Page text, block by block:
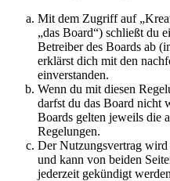
Mit dem Zugriff auf
„das Board“) schließt du
Betreiber des Boards ab
erklärst dich mit den
einverstanden.
Wenn du mit diesen
darfst du das Board nicht
Boards gelten jeweils die
Regelungen.
Der Nutzungsvertrag wird
und kann von beiden
jederzeit gekündigt